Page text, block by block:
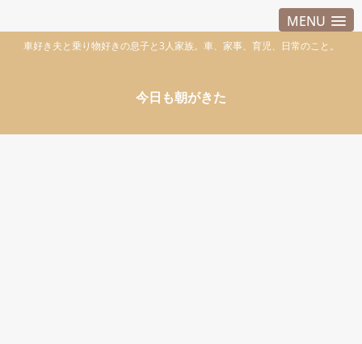
MENU
車好き夫と乗り物好きの息子と3人家族。車、家事、育児、日常のこと。
今日も朝がきた